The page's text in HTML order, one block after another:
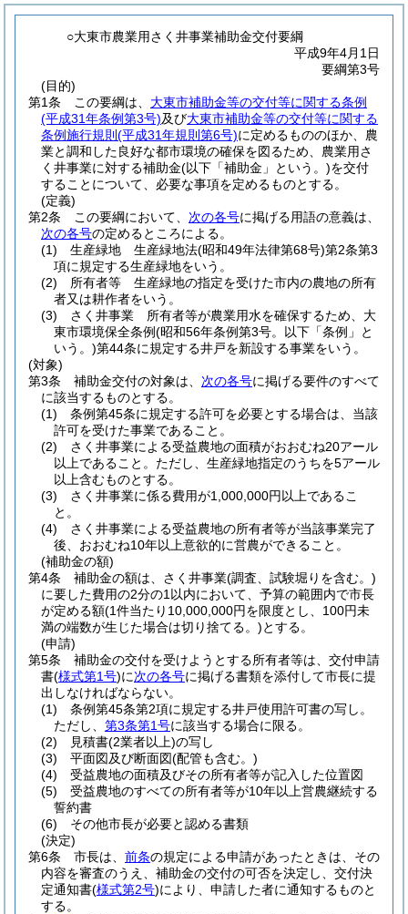
○大東市農業用さく井事業補助金交付要綱
平成9年4月1日
要綱第3号
(目的)
第1条
この要綱は、 大東市補助金等の交付等に関する条例
(平成31年条例第3号)及び大東市補助金等の交付等に関する
条例施行規則 (平成31年規則第6号)に定めるもののほか、農
業と調和した良好な都市環境の確保を図るため、農業用さ
く井事業に対する補助金(以下「補助金」という。)を交付
することについて、必要な事項を定めるものとする。
(定義)
第2条
この要綱において、 次の各号に掲げる用語の意義は、
次の各号の定めるところによる。
(1)
生産緑地 生産緑地法(昭和49年法律第68号)第2条第3
項に規定する生産緑地をいう。
(2)
所有者等 生産緑地の指定を受けた市内の農地の所有
者又は耕作者をいう。
(3)
さく井事業 所有者等が農業用水を確保するため、大
東市環境保全条例(昭和56年条例第3号。以下「条例」と
いう。)第44条に規定する井戸を新設する事業をいう。
(対象)
第3条
補助金交付の対象は、 次の各号に掲げる要件のすべて
に該当するものとする。
(1)
条例第45条に規定する許可を必要とする場合は、当該
許可を受けた事業であること。
(2)
さく井事業による受益農地の面積がおおむね20アール
以上であること。 ただし、生産緑地指定のうちを5アール
以上含むものとする。
(3)
さく井事業に係る費用が1,000,000円以上であるこ
と。
(4)
さく井事業による受益農地の所有者等が当該事業完了
後、おおむね10年以上意欲的に営農ができること。
(補助金の額)
第4条
補助金の額は、さく井事業(調査、試験堀りを含む。)
に要した費用の2分の1以内において、予算の範囲内で市長
が定める額(1件当たり10,000,000円を限度とし、100円未
満の端数が生じた場合は切り捨てる。)とする。
(申請)
第5条
補助金の交付を受けようとする所有者等は、交付申請
書(様式第1号)に次の各号に掲げる書類を添付して市長に提
出しなければならない。
(1)
条例第45条第2項に規定する井戸使用許可書の写し。
ただし、 第3条第1号に該当する場合に限る。
(2)
見積書(2業者以上)の写し
(3)
平面図及び断面図(配管も含む。)
(4)
受益農地の面積及びその所有者等が記入した位置図
(5)
受益農地のすべての所有者等が10年以上営農継続する
誓約書
(6)
その他市長が必要と認める書類
(決定)
第6条
市長は、 前条の規定による申請があったときは、その
内容を審査のうえ、補助金の交付の可否を決定し、交付決
定通知書(様式第2号)により、申請した者に通知するものと
する。